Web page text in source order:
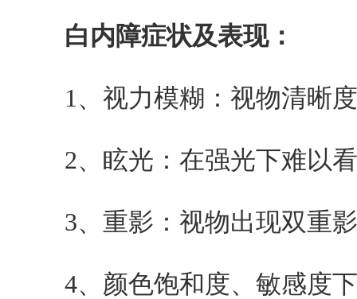
白内障症状及表现：
1、视力模糊：视物清晰度
2、眩光：在强光下难以看
3、重影：视物出现双重
4、颜色饱和度、敏感度下